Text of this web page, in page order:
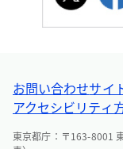
お問い合わせサイ
アクセシビリティ
東京都庁：〒163-8001